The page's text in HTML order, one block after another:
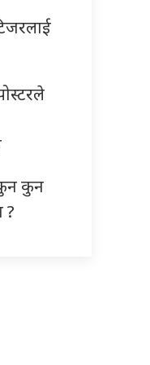
कुन कुन
?